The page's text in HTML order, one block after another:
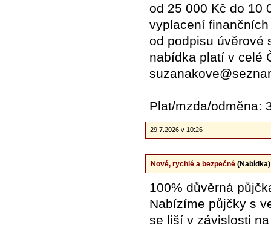
od 25 000 Kč do 10
vyplacení
od podpisu úvěrové
nabídka platí v celé
Plat/mzda/odměna:
29.7.2026 v 10:26
Nové, rychlé a bezpečné (Nabídka)
100% důvěrná
Nabízíme půjčky s
se liší v závislosti